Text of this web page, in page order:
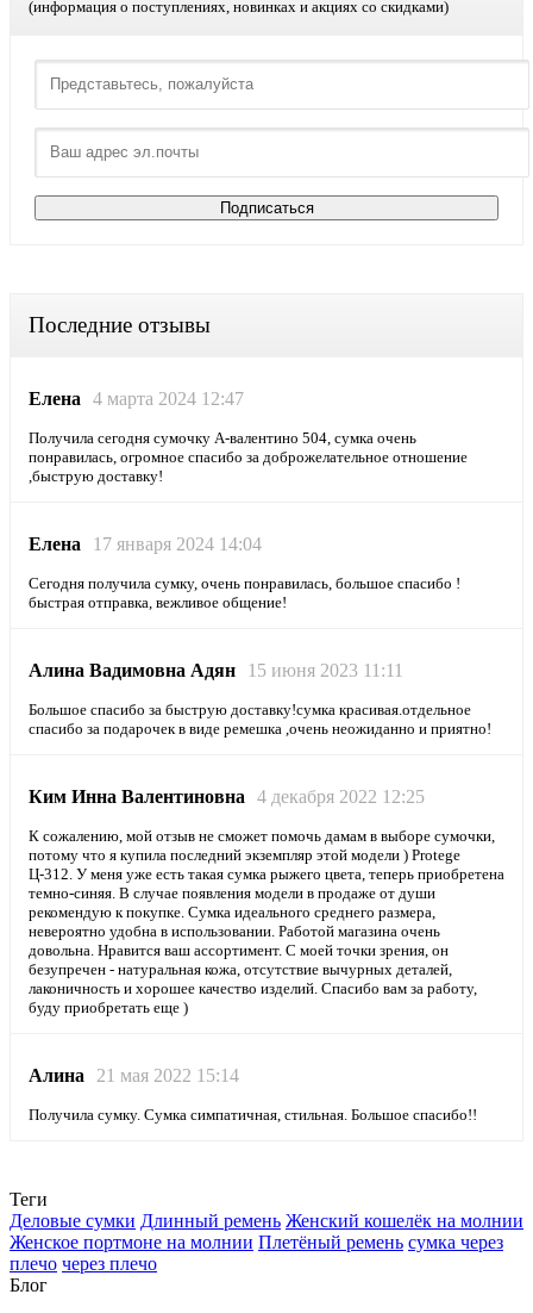
(информация о поступлениях, новинках и акциях со скидками)
Последние отзывы
Елена 4 марта 2024 12:47
Получила сегодня сумочку А-валентино 504, сумка очень
понравилась, огромное спасибо за доброжелательное отношение
,быструю доставку!
Елена 17 января 2024 14:04
Сегодня получила сумку, очень понравилась, большое спасибо !
быстрая отправка, вежливое общение!
Алина Вадимовна Адян 15 июня 2023 11:11
Большое спасибо за быструю доставку!сумка красивая.отдельное
спасибо за подарочек в виде ремешка ,очень неожиданно и приятно!
Ким Инна Валентиновна 4 декабря 2022 12:25
К сожалению, мой отзыв не сможет помочь дамам в выборе сумочки,
потому что я купила последний экземпляр этой модели ) Protege
Ц-312. У меня уже есть такая сумка рыжего цвета, теперь приобретена
темно-синяя. В случае появления модели в продаже от души
рекомендую к покупке. Сумка идеального среднего размера,
невероятно удобна в использовании. Работой магазина очень
довольна. Нравится ваш ассортимент. С моей точки зрения, он
безупречен - натуральная кожа, отсутствие вычурных деталей,
лаконичность и хорошее качество изделий. Спасибо вам за работу,
буду приобретать еще )
Алина 21 мая 2022 15:14
Получила сумку. Сумка симпатичная, стильная. Большое спасибо!!
Теги
Деловые сумки Длинный ремень Женский кошелёк на молнии
Женское портмоне на молнии Плетёный ремень сумка через
плечо через плечо
Блог